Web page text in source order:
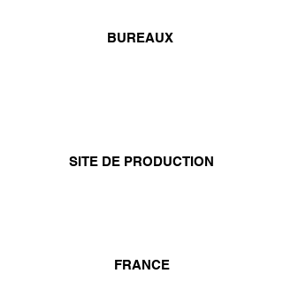
BUREAUX
SITE DE PRODUCTION
FRANCE